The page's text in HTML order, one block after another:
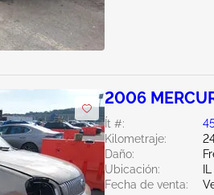
2006
Ít #:
Kilometraje:
Daño:
Ubicación:
Fecha de venta: